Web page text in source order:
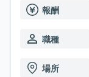
報酬
職種
場所